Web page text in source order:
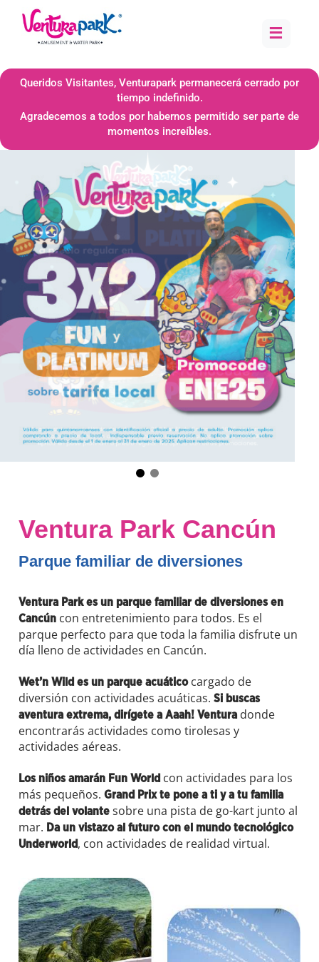
≡
Queridos Visitantes, Venturapark permanecerá cerrado por
tiempo indefinido.
Agradecemos a todos por habernos permitido ser parte de
momentos increíbles.
Ventura Park Cancún
Parque familiar de diversiones
Ventura Park es un parque familiar de diversiones en
Cancún con entretenimiento para todos. Es el
parque perfecto para que toda la familia disfrute un
día lleno de actividades en Cancún.
Wet’n Wild es un parque acuáticocargado de
diversión con actividades acuáticas. Si buscas
aventura extrema, dirígete a Aaah! Ventura donde
encontrarás actividades como tirolesas y
actividades aéreas.
Los niños amarán Fun World con actividades para los
más pequeños. Grand Prix te pone a ti y a tu familia
detrás del volante sobre una pista de go-kart junto al
mar. Da un vistazo al futuro con el mundo tecnológico
Underworld, con actividades de realidad virtual.